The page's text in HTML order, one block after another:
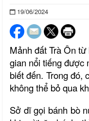
19/06/2024
Mảnh đất Trà Ôn
gian nổi tiếng được
biết đến. Trong đó,
không thể bỏ qua
Sở dĩ gọi bánh bò